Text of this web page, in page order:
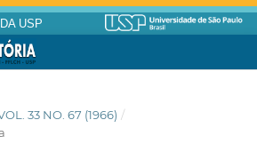
USP
33 NO. 67 (1966) /